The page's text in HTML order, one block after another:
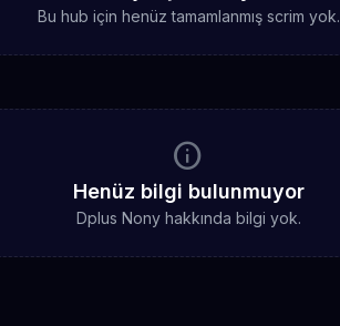
Bu hub için henüz tamamlanmış scrim yok.
info
Henüz bilgi bulunmuyor
Dplus Nony hakkında bilgi yok.